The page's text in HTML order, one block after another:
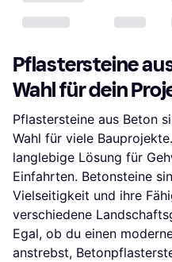
Pflastersteine
Wahl für dein
Pflastersteine aus Beton
Wahl für viele
langlebige Lösung für
Einfahrten. Betonsteine
Vielseitigkeit und ihre
verschiedene
Egal, ob du einen
anstrebst,